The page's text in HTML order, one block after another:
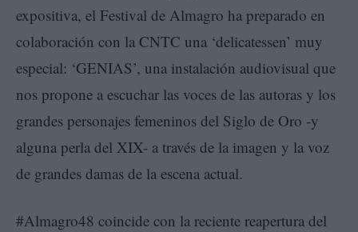
expositiva, el Festival de Almagro ha preparado en
colaboración con la CNTC una ‘delicatessen’ muy
especial: ‘GENIAS’, una instalación audiovisual que
nos propone a escuchar las voces de las autoras y los
grandes personajes femeninos del Siglo de Oro -y
alguna perla del XIX- a través de la imagen y la voz
de grandes damas de la escena actual.
#Almagro48 coincide con la reciente reapertura del